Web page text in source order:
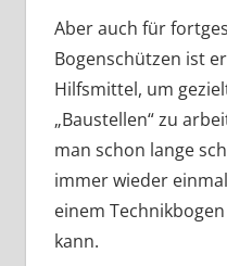
Aber auch für
Bogenschützen ist
Hilfsmittel, um
„Baustellen“ zu
man schon lange
immer wieder
einem
kann.